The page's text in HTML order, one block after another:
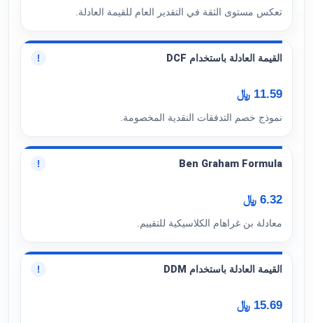
تعكس مستوى الثقة في التقدير العام للقيمة العادلة.
القيمة العادلة باستخدام DCF !
11.59 ﷼
نموذج خصم التدفقات النقدية المخصومة.
Ben Graham Formula
!
6.32 ﷼
معادلة بن غراهام الكلاسيكية للتقييم.
القيمة العادلة باستخدام DDM !
15.69 ﷼